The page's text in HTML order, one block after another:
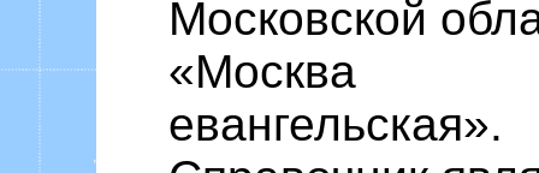
Московской
«Москва
евангельская».